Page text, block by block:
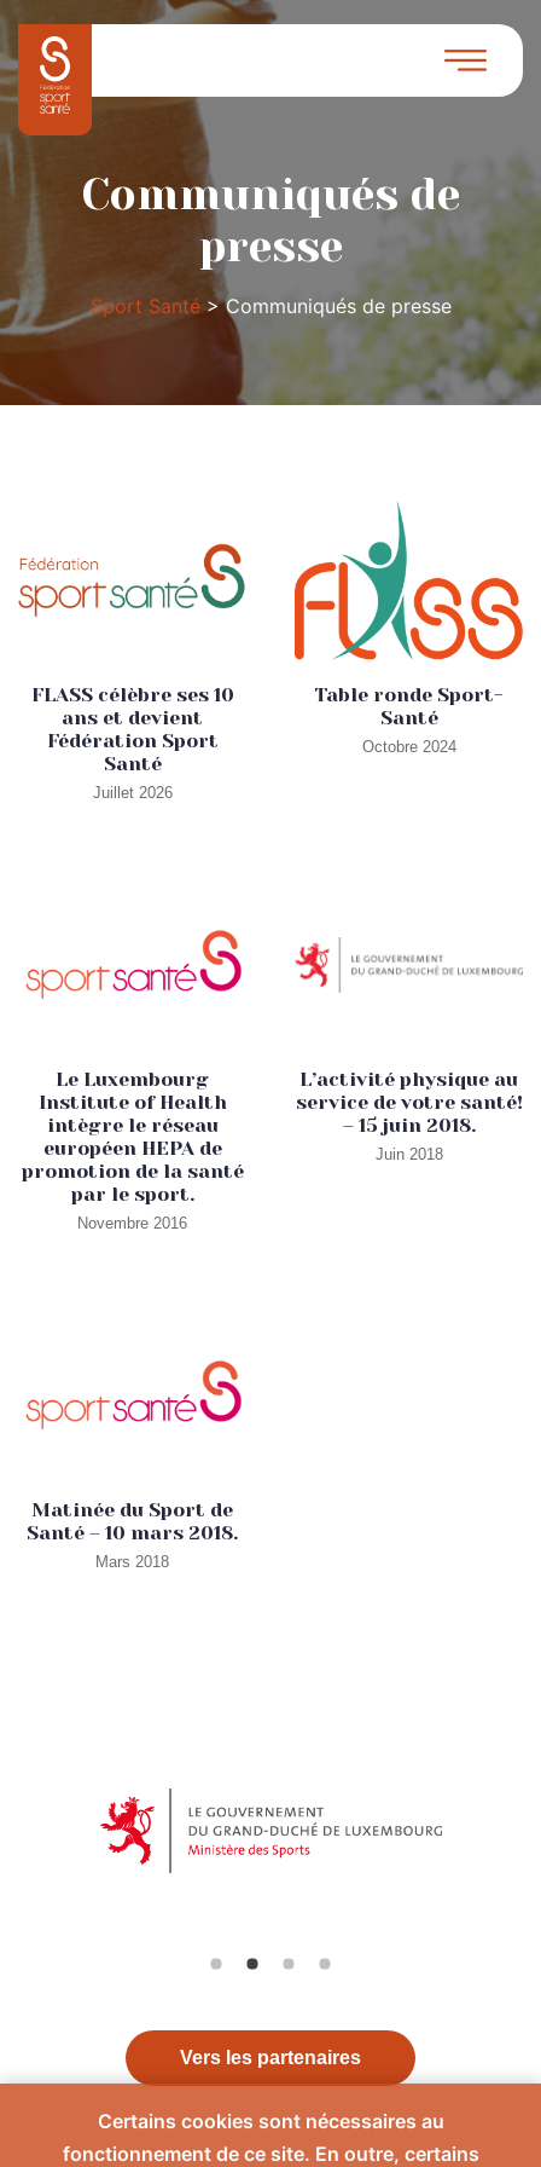
Communiqués de
presse
Sport Santé>Communiqués de presse
FLASS célèbre ses 10
ans et devient
Fédération Sport
Santé
Juillet 2026
Table ronde Sport-
Santé
Octobre 2024
Le Luxembourg
Institute of Health
intègre le réseau
européen HEPA de
promotion de la santé
par le sport.
Novembre 2016
L’activité physique au
service de votre santé!
– 15 juin 2018.
Juin 2018
Matinée du Sport de
Santé – 10 mars 2018.
Mars 2018
Vers les partenaires
Certains cookies sont nécessaires au
fonctionnement de ce site. En outre, certains